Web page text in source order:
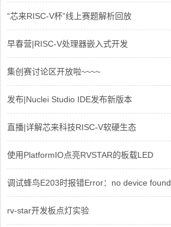
“芯来RISC-V杯”线上赛题解析回放
早春营|RISC-V处理器嵌入式开发
集创赛讨论区开放啦~~~~
发布|Nuclei Studio IDE发布新版本
直播|详解芯来科技RISC-V软硬生态
使用PlatformIO点亮RVSTAR的板载LED
调试蜂鸟E203时报错Error：no device found
rv-star开发板点灯实验